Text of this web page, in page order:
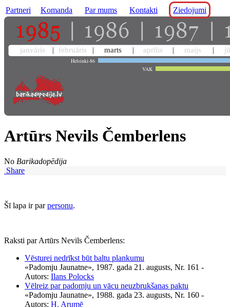
Partneri Komanda Par mums Kontakti Ziedojumi
janvāris februāris marts aprīlis maijs
Helsinki-86
VAK
Artūrs Nevils Čemberlens
No Barikadopēdija
Share
Šī lapa ir parpersonu.
Raksti par Artūrs Nevils Čemberlens:
Vēsturei nedrīkst būt baltu plankumu
«Padomju Jaunatne», 1987. gada 21. augusts, Nr. 161 -
Autors: Ilans Polocks
Vēlreiz par padomju un vācu neuzbrukšanas paktu
«Padomju Jaunatne», 1988. gada 23. augusts, Nr. 160 -
Autors: H. Arumē